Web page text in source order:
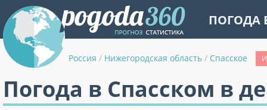
ПОГОДА
Россия / Нижегородская область / Спасское
Погода в Спасском в